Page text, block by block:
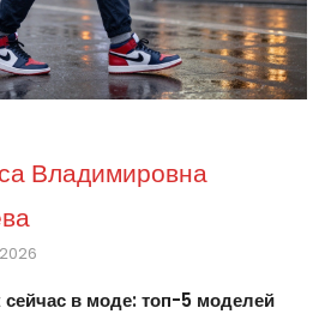
Владимировна
сейчас в моде: топ-5 моделей